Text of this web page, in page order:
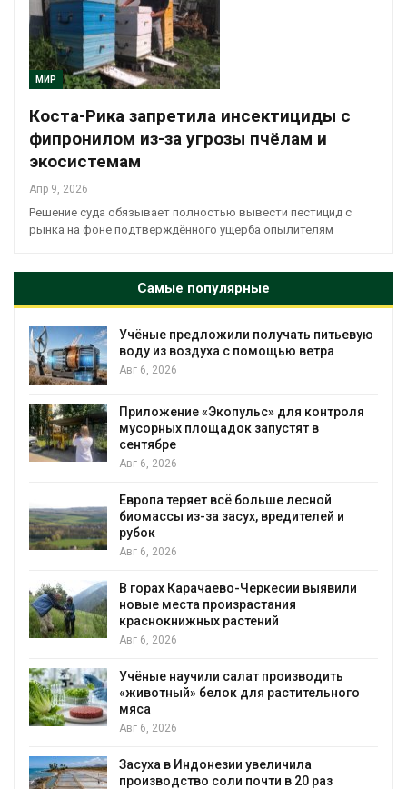
МИР
Коста-Рика запретила инсектициды с
фипронилом из-за угрозы пчёлам и
экосистемам
Апр 9, 2026
Решение суда обязывает полностью вывести пестицид с
рынка на фоне подтверждённого ущерба опылителям
Самые популярные
Учёные предложили получать питьевую
воду из воздуха с помощью ветра
Авг 6, 2026
Приложение «Экопульс» для контроля
мусорных площадок запустят в
сентябре
Авг 6, 2026
Европа теряет всё больше лесной
биомассы из-за засух, вредителей и
рубок
Авг 6, 2026
В горах Карачаево-Черкесии выявили
новые места произрастания
краснокнижных растений
Авг 6, 2026
Учёные научили салат производить
«животный» белок для растительного
мяса
Авг 6, 2026
Засуха в Индонезии увеличила
производство соли почти в 20 раз